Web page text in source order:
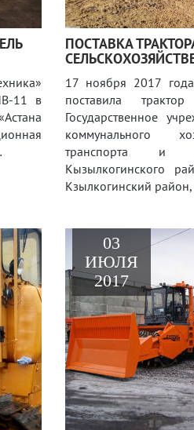
11 в
ПОСТАВКА
17 ноября 2017
поставила
Государственное
коммунального
транспорта и
Кызылкогинского
Кзылкогинский
03
ИЮЛЯ
2017